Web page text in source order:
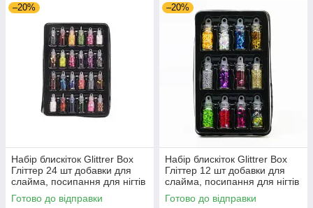
–20%
Набір блискіток Glittrer Box
Гліттер 24 шт добавки для
слайма, посипання для нігтів
(00766)
Готово до відправки
–20%
Набір блискіток Glittrer Box
Гліттер 12 шт добавки для
слайма, посипання для нігтів
(01509)
Готово до відправки